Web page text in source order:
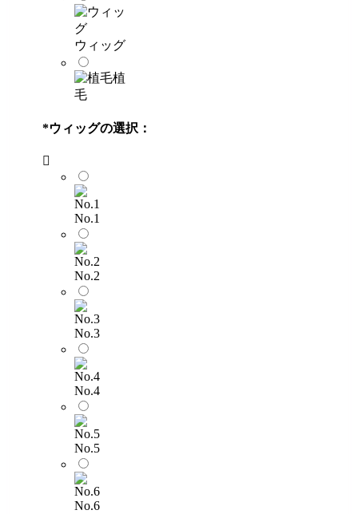
ウィッグ
植
毛
*ウィッグの選択：
No.1
No.2
No.3
No.4
No.5
No.6